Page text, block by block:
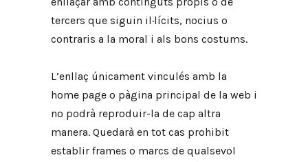
tercers que siguin il·lícits, nocius o
contraris a la moral i als bons costums.
L’enllaç únicament vinculés amb la
home page o pàgina principal de la web i
no podrà reproduir-la de cap altra
manera. Quedarà en tot cas prohibit
establir frames o marcs de qualsevol